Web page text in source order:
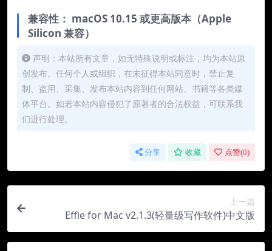
兼容性： macOS 10.15 或更高版本（Apple
Silicon 兼容）
声明：本站所有文章，如无特殊说明或标注，均为本站原
创发布。任何个人或组织，在未征得本站同意时，禁止复
制、盗用、采集、发布本站内容到任何网站、书籍等各类媒
体平台。如若本站内容侵犯了原著者的合法权益，可联系我
们进行处理。
分享 收藏 点赞(0)
上一篇
Effie for Mac v2.1.3(轻量级写作软件)中文版